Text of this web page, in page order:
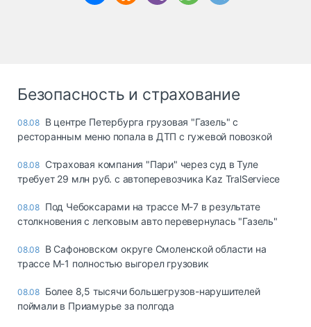
Безопасность и страхование
08.08 В центре Петербурга грузовая "Газель" с
ресторанным меню попала в ДТП с гужевой повозкой
08.08 Страховая компания "Пари" через суд в Туле
требует 29 млн руб. с автоперевозчика Kaz TralServiece
08.08 Под Чебоксарами на трассе М-7 в результате
столкновения с легковым авто перевернулась "Газель"
08.08 В Сафоновском округе Смоленской области на
трассе М-1 полностью выгорел грузовик
08.08 Более 8,5 тысячи большегрузов-нарушителей
поймали в Приамурье за полгода